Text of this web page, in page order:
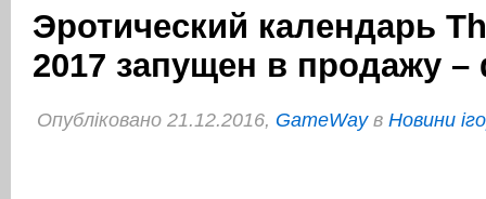
Эротический календарь
2017 запущен в продажу –
Опубліковано 21.12.2016, GameWayв Новини